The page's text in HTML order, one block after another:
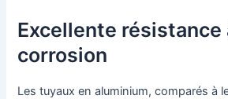
Excellente résistance
corrosion
Les tuyaux en aluminium, comparés à